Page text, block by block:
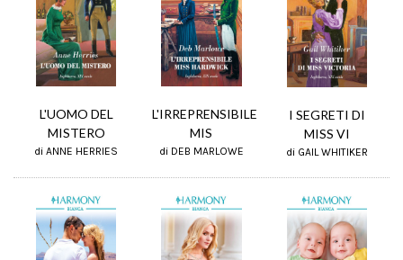
L'UOMO DEL
MISTERO
di ANNE HERRIES
L'IRREPRENSIBILE
MIS
di DEB MARLOWE
I SEGRETI DI
MISS VI
di GAIL WHITIKER